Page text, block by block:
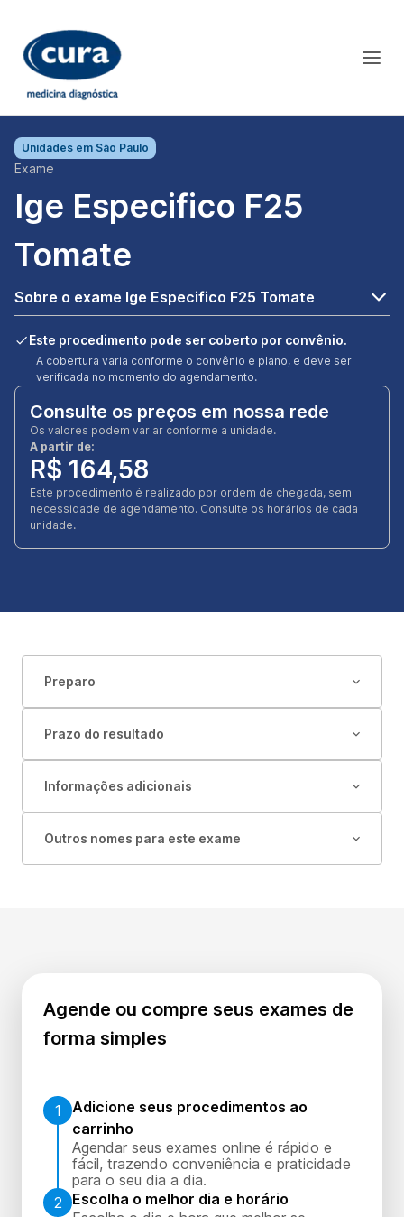
Unidades em São Paulo
Exame
Ige Especifico F25
Tomate
Sobre o exame Ige Especifico F25 Tomate
Este procedimento pode ser coberto por convênio.
A cobertura varia conforme o convênio e plano, e deve ser
verificada no momento do agendamento.
Consulte os preços em nossa rede
Os valores podem variar conforme a unidade.
A partir de:
R$ 164,58
Este procedimento é realizado por ordem de chegada, sem
necessidade de agendamento. Consulte os horários de cada
unidade.
Preparo
Prazo do resultado
Informações adicionais
Outros nomes para este exame
Agende ou compre seus exames de
forma simples
1
Adicione seus procedimentos ao
carrinho
Agendar seus exames online é rápido e
fácil, trazendo conveniência e praticidade
para o seu dia a dia.
2
Escolha o melhor dia e horário